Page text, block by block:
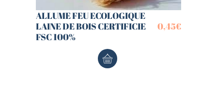
ALLUME FEU ECOLOGIQUE
LAINE DE BOIS CERTIFICIE
FSC 100%
0,45€